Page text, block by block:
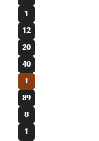
1
12
20
40
1
89
8
1